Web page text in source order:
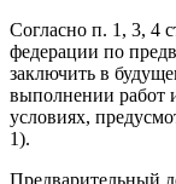
Согласно п. 1, 3, 4
федерации по
заключить в
выполнении работ
условиях,
1).
Предварительный